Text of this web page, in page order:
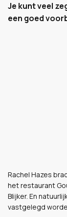
Je kunt veel
een goed
Rachel Hazes
het restaurant
Blijker. En
vastgelegd